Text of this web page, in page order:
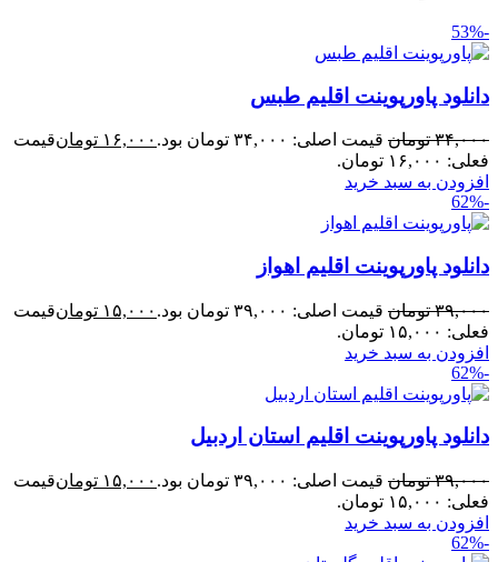
-53%
دانلود پاورپوینت اقلیم طبس
۳۴,۰۰۰ تومان قیمت اصلی: ۳۴,۰۰۰ تومان بود. ۱۶,۰۰۰ تومانقیمت
فعلی: ۱۶,۰۰۰ تومان.
افزودن به سبد خرید
-62%
دانلود پاورپوینت اقلیم اهواز
۳۹,۰۰۰ تومان قیمت اصلی: ۳۹,۰۰۰ تومان بود. ۱۵,۰۰۰ تومانقیمت
فعلی: ۱۵,۰۰۰ تومان.
افزودن به سبد خرید
-62%
دانلود پاورپوینت اقلیم استان اردبیل
۳۹,۰۰۰ تومان قیمت اصلی: ۳۹,۰۰۰ تومان بود. ۱۵,۰۰۰ تومانقیمت
فعلی: ۱۵,۰۰۰ تومان.
افزودن به سبد خرید
-62%